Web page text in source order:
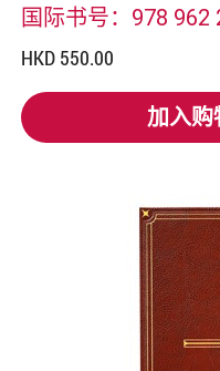
国际书号：978 962
HKD 550.00
加入购
加入购物